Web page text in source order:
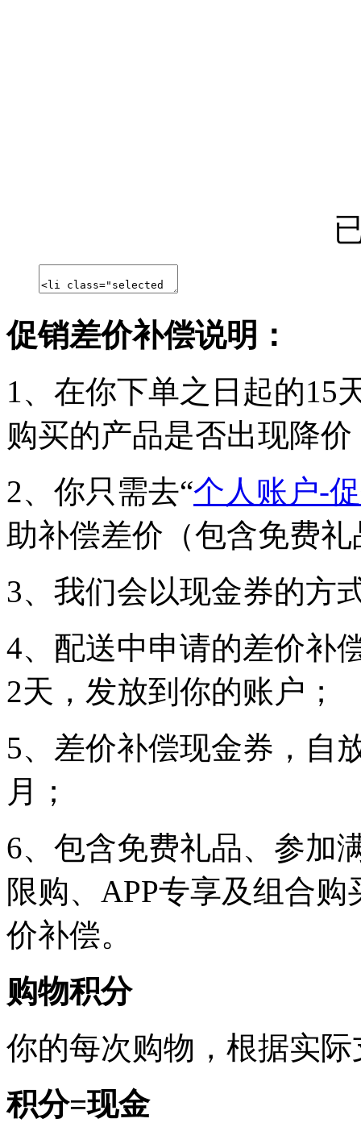
促销差价补偿说明：
1、在你下单之日起的15
购买的产品是否出现降价
2、你只需去“个人账户-
助补偿差价（包含免费
3、我们会以现金券的方
4、配送中申请的差价补
2天，发放到你的账户；
5、差价补偿现金券，自
月；
6、包含免费礼品、参加
限购、APP专享及组合
价补偿。
购物积分
你的每次购物，根据实
积分=现金